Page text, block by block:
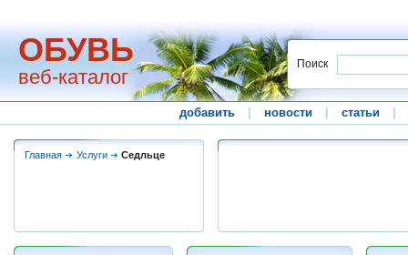
ОБУВЬ
веб-каталог
Поиск
добавить новости статьи
Главная Услуги Седльце